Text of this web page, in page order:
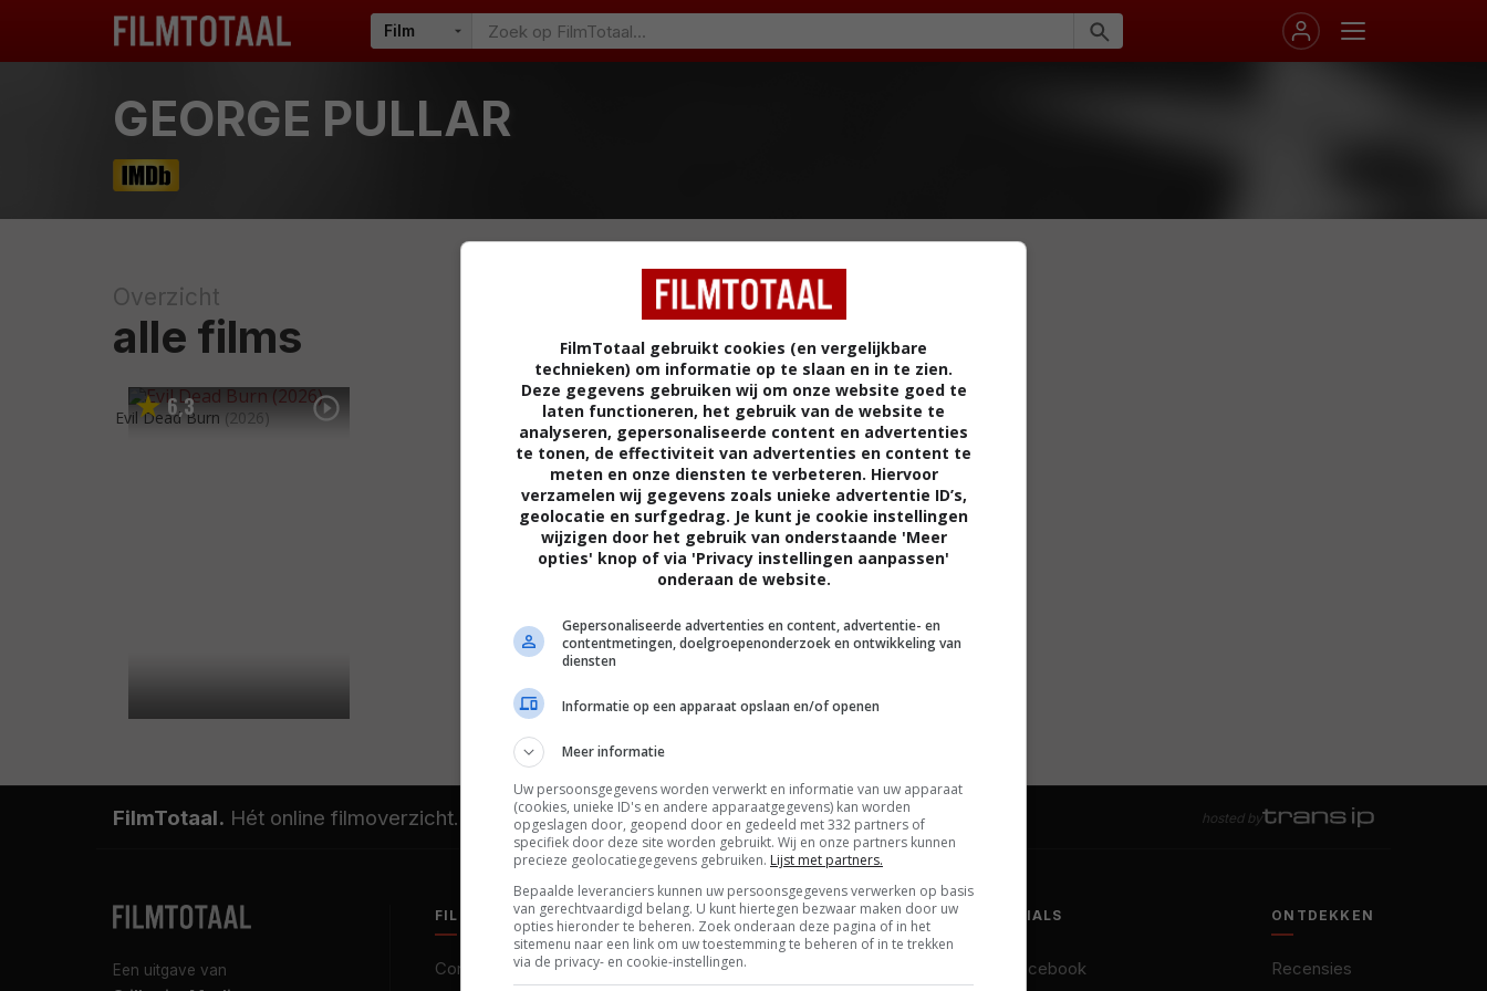
GEORGE PULLAR
Overzicht
alle films
6,3
Evil Dead Burn (2026)
FilmTotaal. Hét online filmoverzicht. hosted by
Een uitgave van
FILMTOTAAL
Contact
BELEID
Privacy
SOCIALS
Facebook
ONTDEKKEN
Recensies
FilmTotaal gebruikt cookies (en vergelijkbare
technieken) om informatie op te slaan en in te zien.
Deze gegevens gebruiken wij om onze website goed te
laten functioneren, het gebruik van de website te
analyseren, gepersonaliseerde content en advertenties
te tonen, de effectiviteit van advertenties en content te
meten en onze diensten te verbeteren. Hiervoor
verzamelen wij gegevens zoals unieke advertentie ID’s,
geolocatie en surfgedrag. Je kunt je cookie instellingen
wijzigen door het gebruik van onderstaande 'Meer
opties' knop of via 'Privacy instellingen aanpassen'
onderaan de website.
Gepersonaliseerde advertenties en content, advertentie- en
contentmetingen, doelgroepenonderzoek en ontwikkeling van
diensten
Informatie op een apparaat opslaan en/of openen
Meer informatie
Uw persoonsgegevens worden verwerkt en informatie van uw apparaat
(cookies, unieke ID's en andere apparaatgegevens) kan worden
opgeslagen door, geopend door en gedeeld met 332 partners of
specifiek door deze site worden gebruikt. Wij en onze partners kunnen
precieze geolocatiegegevens gebruiken. Lijst met partners.
Bepaalde leveranciers kunnen uw persoonsgegevens verwerken op basis
van gerechtvaardigd belang. U kunt hiertegen bezwaar maken door uw
opties hieronder te beheren. Zoek onderaan deze pagina of in het
sitemenu naar een link om uw toestemming te beheren of in te trekken
via de privacy- en cookie-instellingen.